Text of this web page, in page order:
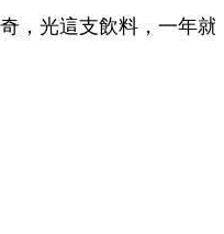
，光這支飲料，一年就